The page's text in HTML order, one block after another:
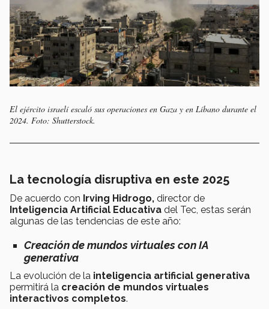
El ejército israelí escaló sus operaciones en Gaza y en Líbano durante el
2024. Foto: Shutterstock.
La tecnología disruptiva en este 2025
De acuerdo con Irving Hidrogo, director de
Inteligencia Artificial Educativa del Tec, estas serán
algunas de las tendencias de este año:
Creación de mundos virtuales con IA
generativa
La evolución de la inteligencia artificial generativa
permitirá la creación de mundos virtuales
interactivos completos.